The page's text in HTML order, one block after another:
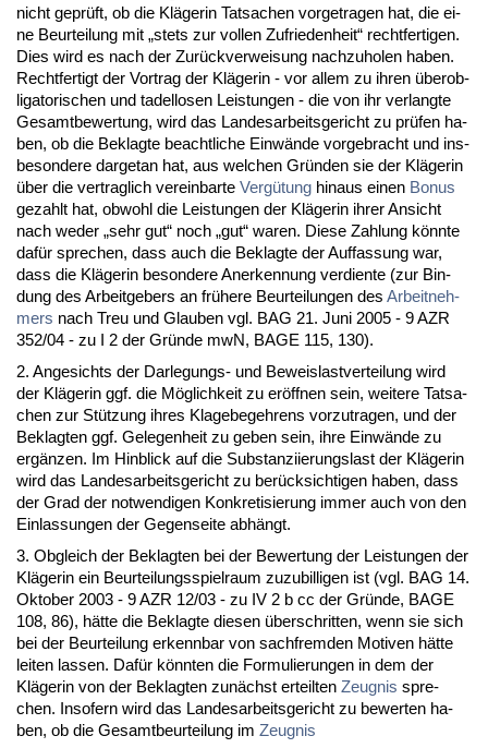
nicht ge­prüft, ob die Kläge­rin Tat­sa­chen vor­ge­tra­gen hat, die ei­
ne Be­ur­tei­lung mit „stets zur vol­len Zu­frie­den­heit“ recht­fer­ti­gen.
Dies wird es nach der Zurück­ver­wei­sung nach­zu­ho­len ha­ben.
Recht­fer­tigt der Vor­trag der Kläge­rin - vor al­lem zu ih­ren über­ob­
li­ga­to­ri­schen und ta­del­lo­sen Leis­tun­gen - die von ihr ver­lang­te
Ge­samt­be­wer­tung, wird das Lan­des­ar­beits­ge­richt zu prüfen ha­
ben, ob die Be­klag­te be­acht­li­che Einwände vor­ge­bracht und ins­
be­son­de­re dar­ge­tan hat, aus wel­chen Gründen sie der Kläge­rin
über die ver­trag­lich ver­ein­bar­te Vergütung hin­aus ei­nen Bo­nus
ge­zahlt hat, ob­wohl die Leis­tun­gen der Kläge­rin ih­rer An­sicht
nach we­der „sehr gut“ noch „gut“ wa­ren. Die­se Zah­lung könn­te
dafür spre­chen, dass auch die Be­klag­te der Auf­fas­sung war,
dass die Kläge­rin be­son­de­re An­er­ken­nung ver­dien­te (zur Bin­
dung des Ar­beit­ge­bers an frühe­re Be­ur­tei­lun­gen des Ar­beit­neh­
mers nach Treu und Glau­ben vgl. BAG 21. Ju­ni 2005 - 9 AZR
352/04 - zu I 2 der Gründe mwN, BA­GE 115, 130).
2. An­ge­sichts der Dar­le­gungs- und Be­weis­last­ver­tei­lung wird
der Kläge­rin ggf. die Möglich­keit zu eröff­nen sein, wei­te­re Tat­sa­
chen zur Stützung ih­res Kla­ge­be­geh­rens vor­zu­tra­gen, und der
Be­klag­ten ggf. Ge­le­gen­heit zu ge­ben sein, ih­re Einwände zu
ergänzen. Im Hin­blick auf die Sub­stan­zi­ie­rungs­last der Kläge­rin
wird das Lan­des­ar­beits­ge­richt zu berück­sich­ti­gen ha­ben, dass
der Grad der not­wen­di­gen Kon­kre­ti­sie­rung im­mer auch von den
Ein­las­sun­gen der Ge­gen­sei­te abhängt.
3. Ob­gleich der Be­klag­ten bei der Be­wer­tung der Leis­tun­gen der
Kläge­rin ein Be­ur­tei­lungs­spiel­raum zu­zu­bil­li­gen ist (vgl. BAG 14.
Ok­to­ber 2003 - 9 AZR 12/03 - zu IV 2 b cc der Gründe, BA­GE
108, 86), hätte die Be­klag­te die­sen über­schrit­ten, wenn sie sich
bei der Be­ur­tei­lung er­kenn­bar von sach­frem­den Mo­ti­ven hätte
lei­ten las­sen. Dafür könn­ten die For­mu­lie­run­gen in dem der
Kläge­rin von der Be­klag­ten zunächst er­teil­ten Zeug­nis spre­
chen. In­so­fern wird das Lan­des­ar­beits­ge­richt zu be­wer­ten ha­
ben, ob die Ge­samt­be­ur­tei­lung im Zeug­nis